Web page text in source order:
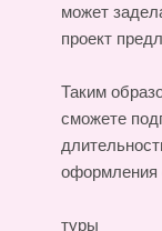
может
проект
Таким
сможете
оформления
туры